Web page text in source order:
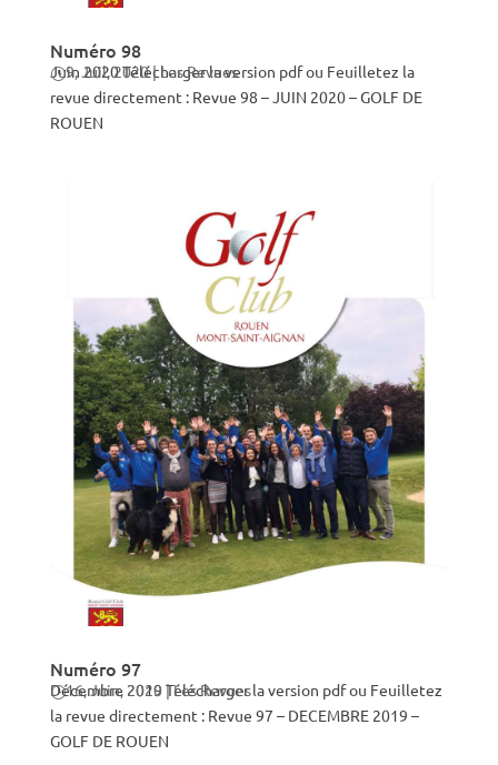
Numéro 98
9, Juil, 2020|Les Revues
Juin 2020 Télécharger la version pdf ou Feuilletez la
revue directement : Revue 98 – JUIN 2020 – GOLF DE
ROUEN
Numéro 97
16, Juin, 2020|Les Revues
Décembre 2019 Télécharger la version pdf ou Feuilletez
la revue directement : Revue 97 – DECEMBRE 2019 –
GOLF DE ROUEN